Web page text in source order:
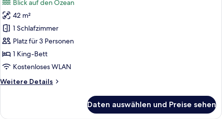
Meerblick
(Corner)
für
Zimmer,
1 King-
Bett,
Balkon,
Meerblick
anzeigen
Blick auf den Ozean
42 m²
1 Schlafzimmer
Platz für 3 Personen
1 King-Bett
Kostenloses WLAN
Weitere Details
Weitere
1 King-
Daten auswählen und Preise sehen